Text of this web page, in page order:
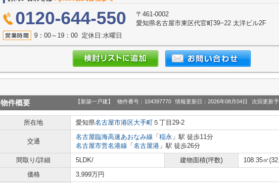
0120-644-550
〒461-0002
愛知県名古屋市東区代官町39−22 太洋ビル2F
9：00～19：00 定休日:水曜日
物件概要 【新築一戸建】 物件番号：104397770 情報更新日：2026年08月04日 次回更新
所在地 愛知県名古屋市港区大手町 ５丁目29-2
交通
名古屋臨海高速あおなみ線 「 稲永 」駅 徒歩11分
名古屋市営名港線 「 名古屋港 」駅 徒歩26分
間取り/詳細
5LDK/ 建物面積(坪数)
108.35㎡
価格
3,999万円